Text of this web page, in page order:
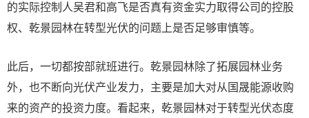
的实际控制人吴君和高飞是否真有资金实力取得公司的控股
权、乾景园林在转型光伏的问题上是否足够审慎等。
此后，一切都按部就班进行。乾景园林除了拓展园林业务
外，也不断向光伏产业发力，主要是加大对从国晟能源收购
来的资产的投资力度。看起来，乾景园林对于转型光伏态度